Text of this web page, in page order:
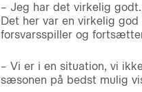
– Jeg har det virkelig
Det her var en virkelig
forsvarsspiller og
– Vi er i en situation, vi
sæsonen på bedst mulig